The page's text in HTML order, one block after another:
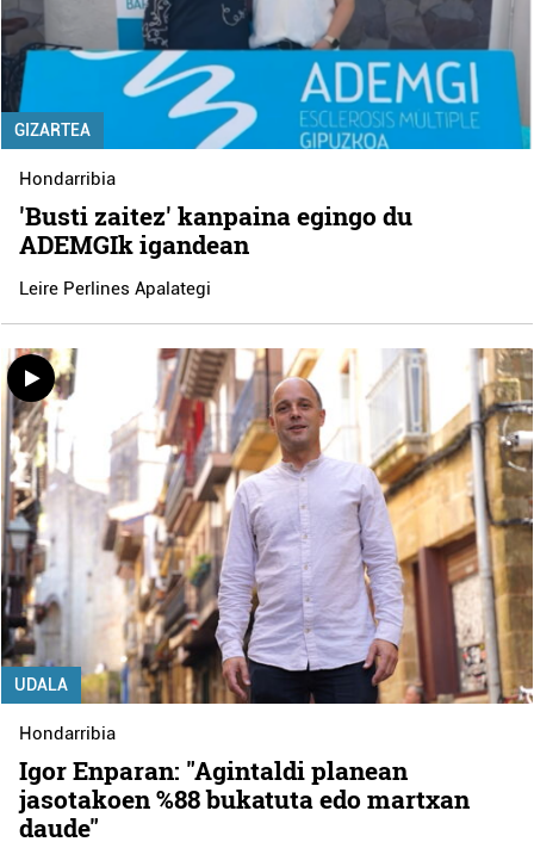
GIZARTEA
Hondarribia
'Busti zaitez' kanpaina egingo du
ADEMGIk igandean
Leire Perlines Apalategi
UDALA
Hondarribia
Igor Enparan: "Agintaldi planean
jasotakoen %88 bukatuta edo martxan
daude"